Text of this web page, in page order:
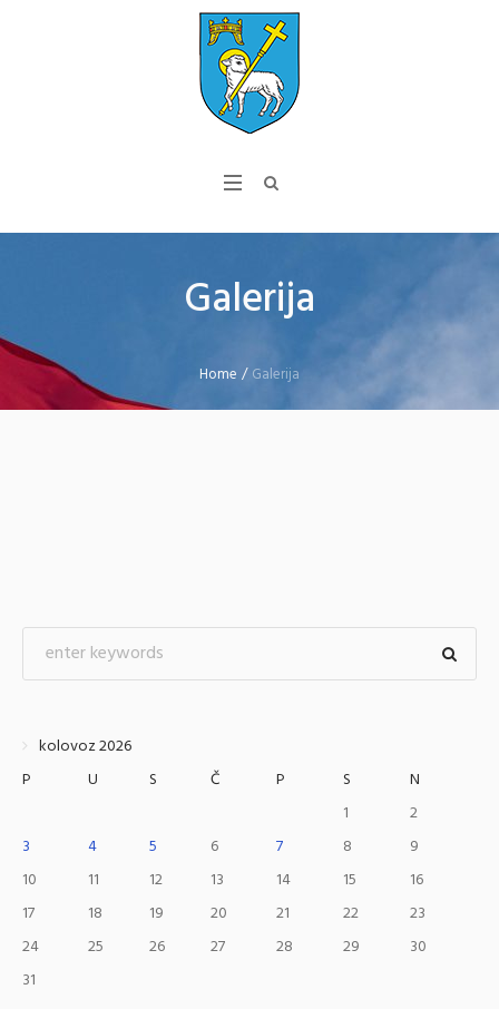
Galerija
Home /Galerija
kolovoz 2026
P
U S Č P S
N
1
2
3
4 5 6 7 8
9
10
11 12 13 14 15
16
17
18 19 20 21 22
23
24
25 26 27 28 29
30
31